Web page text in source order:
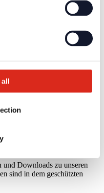
1997 A1: 2006; EN 54-4: 1997
die Lizenz bis 250
23 feste und 5
Statusanzeigen
Downloads zu unseren
sind in dem geschützten